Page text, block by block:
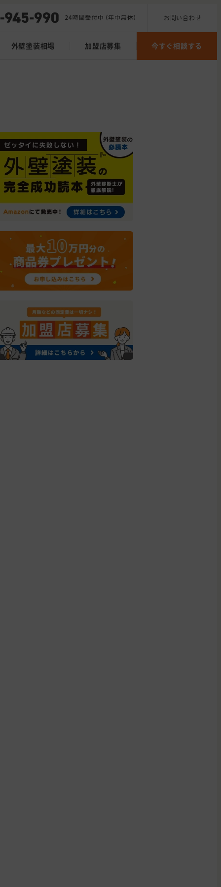
お問い合わせ
外壁塗装相場 加盟店募集 今すぐ相談する